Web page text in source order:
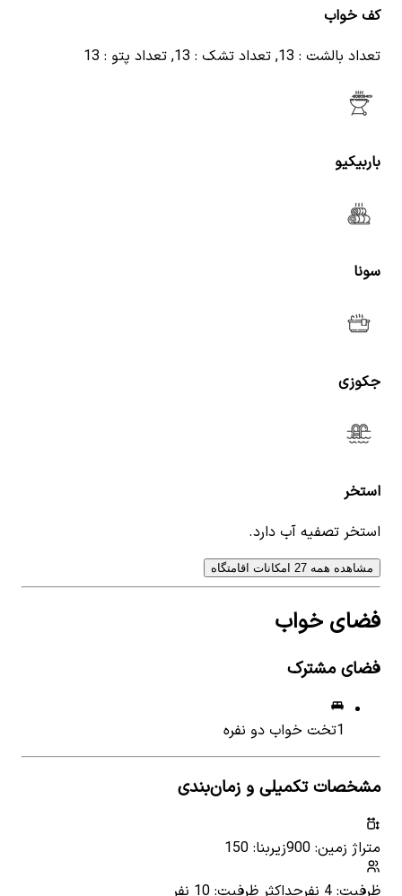
کف خواب
تعداد بالشت : 13, تعداد تشک : 13, تعداد پتو : 13
باربیکیو
سونا
جکوزی
استخر
استخر تصفیه آب دارد.
مشاهده همه 27 امکانات اقامتگاه
فضای خواب
فضای مشترک
1تخت خواب دو نفره
مشخصات تکمیلی و زمان‌بندی
متراژ زمین: 900
زیربنا: 150